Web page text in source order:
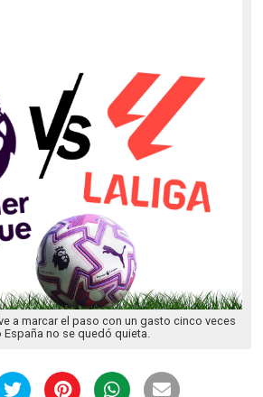
a marcar el paso con un gasto cinco veces
España no se quedó quieta.